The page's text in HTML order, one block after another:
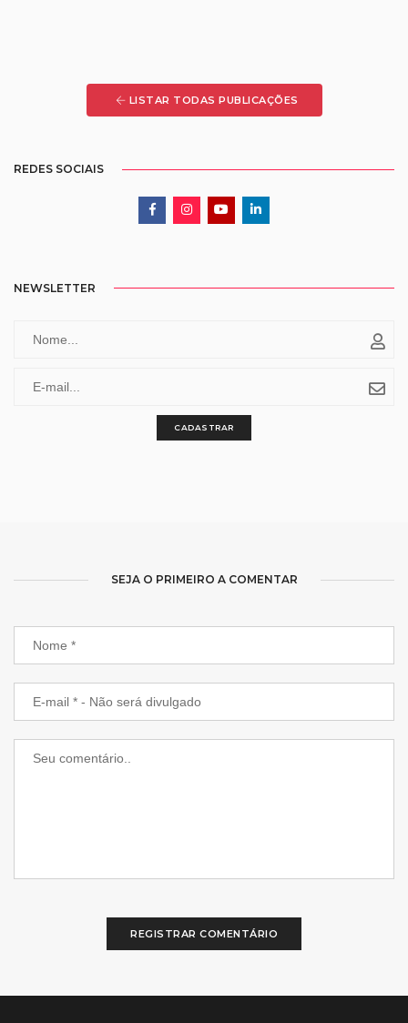
LISTAR TODAS PUBLICAÇÕES
REDES SOCIAIS
NEWSLETTER
CADASTRAR
SEJA O PRIMEIRO A COMENTAR
REGISTRAR COMENTÁRIO